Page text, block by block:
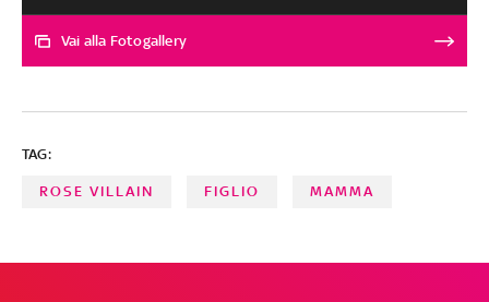
scelgono di aprirsi al mondo della moda, come Lily-Rose
Depp o Deva Cassel, al canto, come Ella Bleu Travolta, o
Zoë Kravitz
Vai alla Fotogallery
TAG:
ROSE VILLAIN FIGLIO MAMMA